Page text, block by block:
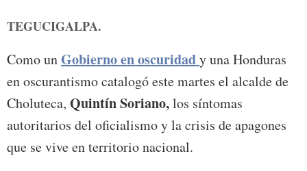
TEGUCIGALPA.
Como unGobierno en oscuridady una Honduras
en oscurantismo catalogó este martes el alcalde de
Choluteca, Quintín Soriano,los síntomas
autoritarios del oficialismo y la crisis de apagones
que se vive en territorio nacional.